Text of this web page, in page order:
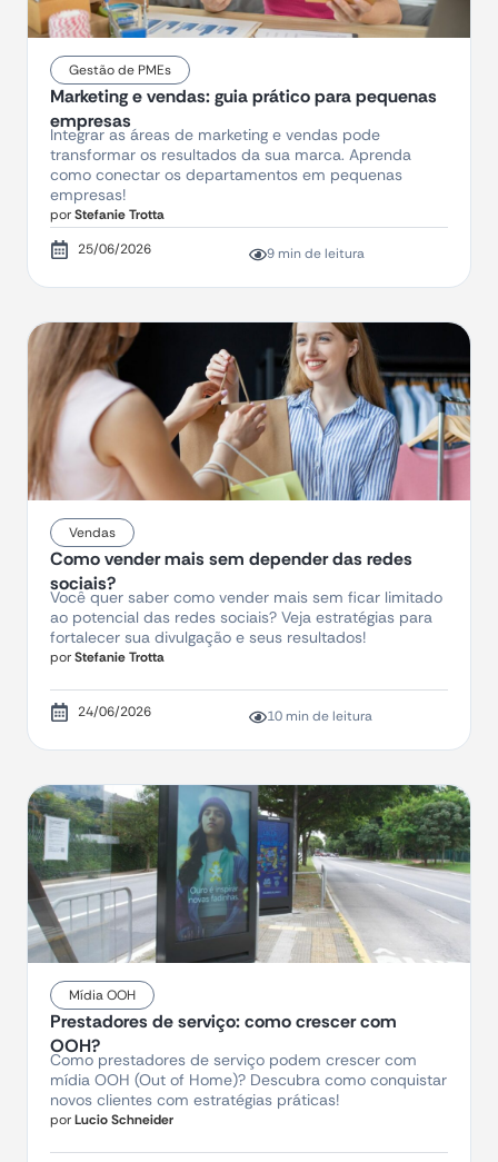
Gestão de PMEs
Marketing e vendas: guia prático para pequenas
empresas
Integrar as áreas de marketing e vendas pode
transformar os resultados da sua marca. Aprenda
como conectar os departamentos em pequenas
empresas!
porStefanie Trotta
25/06/2026
9 min de leitura
Vendas
Como vender mais sem depender das redes
sociais?
Você quer saber como vender mais sem ficar limitado
ao potencial das redes sociais? Veja estratégias para
fortalecer sua divulgação e seus resultados!
porStefanie Trotta
24/06/2026 10 min de leitura
Mídia OOH
Prestadores de serviço: como crescer com
OOH?
Como prestadores de serviço podem crescer com
mídia OOH (Out of Home)? Descubra como conquistar
novos clientes com estratégias práticas!
porLucio Schneider